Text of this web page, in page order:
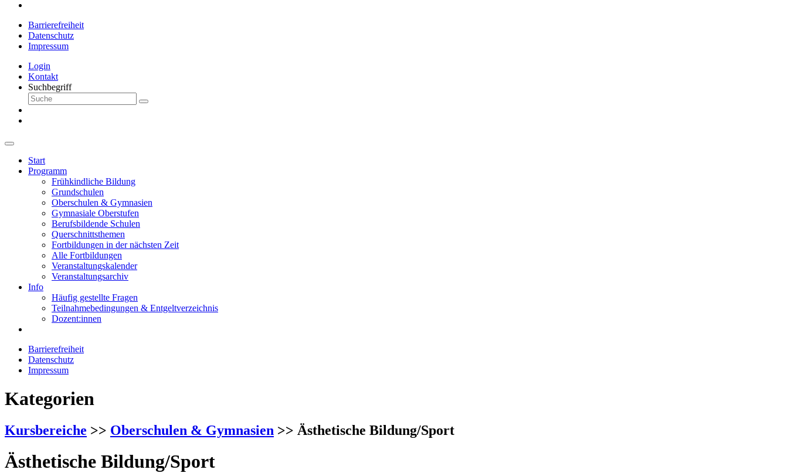
Barrierefreiheit
Datenschutz
Impressum
Login
Kontakt
Suchbegriff
Start
Programm
Frühkindliche Bildung
Grundschulen
Oberschulen & Gymnasien
Gymnasiale Oberstufen
Berufsbildende Schulen
Querschnittsthemen
Fortbildungen in der nächsten Zeit
Alle Fortbildungen
Veranstaltungskalender
Veranstaltungsarchiv
Info
Häufig gestellte Fragen
Teilnahmebedingungen & Entgeltverzeichnis
Dozent:innen
Barrierefreiheit
Datenschutz
Impressum
Kategorien
Kursbereiche >> Oberschulen & Gymnasien >> Ästhetische Bildung/Sport
Ästhetische Bildung/Sport